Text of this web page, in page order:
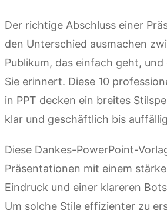
Der richtige Abschluss einer
den Unterschied ausmachen
Publikum, das einfach geht, und
Sie erinnert. Diese 10
in PPT decken ein breites
klar und geschäftlich bis
Diese Dankes-PowerPoint-
Präsentationen mit einem
Eindruck und einer klareren
Um solche Stile effizienter zu